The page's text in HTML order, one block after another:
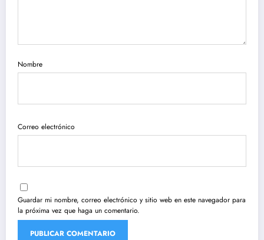
Nombre
Correo electrónico
Guardar mi nombre, correo electrónico y sitio web en este navegador para
la próxima vez que haga un comentario.